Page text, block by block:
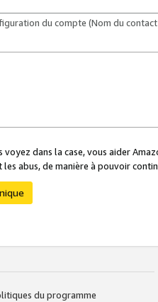
du compte (Nom du
voyez dans la case, vous aider
abus, de manière à pouvoir
du programme